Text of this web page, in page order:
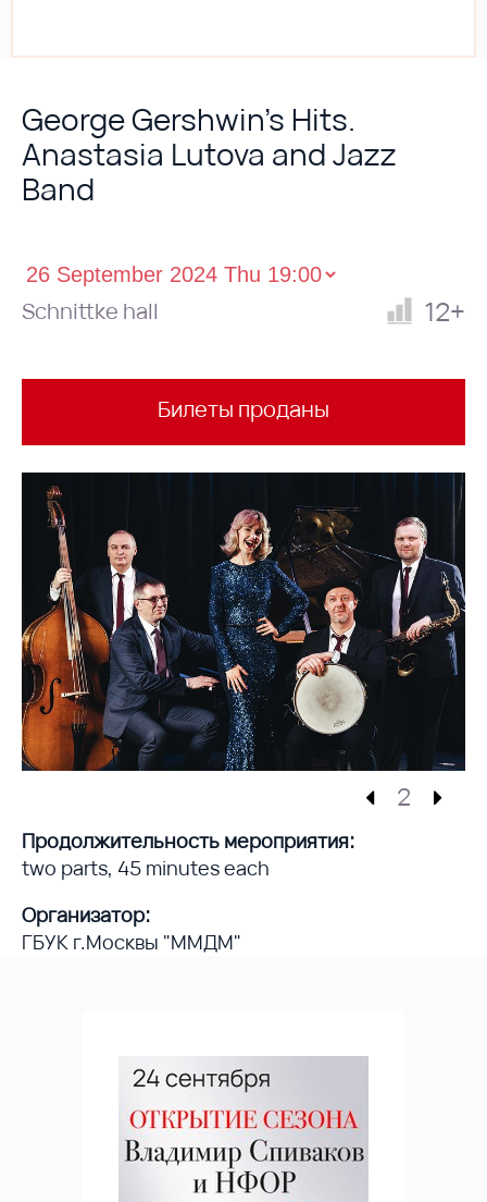
George Gershwin’s Hits.
Anastasia Lutova and Jazz
Band
Schnittke hall 12+
Билеты проданы
2
Продолжительность мероприятия:
two parts, 45 minutes each
Организатор:
ГБУК г.Москвы "ММДМ"